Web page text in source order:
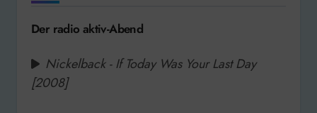
Der radio aktiv-Abend
Nickelback - If Today Was Your Last Day
[2008]